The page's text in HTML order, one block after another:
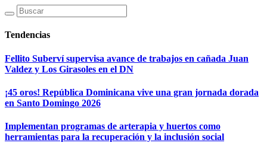
Tendencias
Fellito Suberví supervisa avance de trabajos en cañada Juan
Valdez y Los Girasoles en el DN
¡45 oros! República Dominicana vive una gran jornada dorada
en Santo Domingo 2026
Implementan programas de arterapia y huertos como
herramientas para la recuperación y la inclusión social